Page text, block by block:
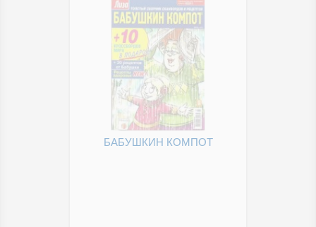
БАБУШКИН КОМПОТ